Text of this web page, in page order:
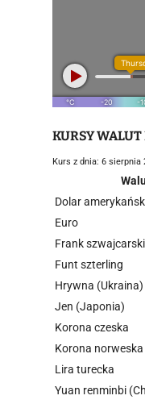
KURSY WALUT
Kurs z dnia: 6 sierpnia
Dolar
Euro
Frank szwajcarski
Funt szterling
Hrywna (Ukraina)
Jen (Japonia)
Korona czeska
Korona norweska
Lira turecka
Yuan renminbi